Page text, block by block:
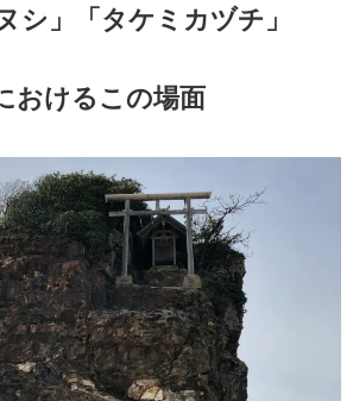
シ」「タケミカヅチ」
おけるこの場面